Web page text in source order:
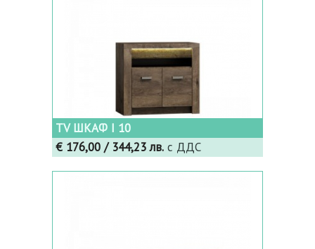
TV ШКАФ I 10
€ 176,00 / 344,23 лв. с ДДС